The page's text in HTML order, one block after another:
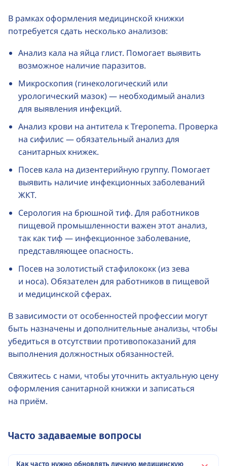
В рамках оформления медицинской книжки
потребуется сдать несколько анализов:
Анализ кала на яйца глист. Помогает выявить
возможное наличие паразитов.
Микроскопия (гинекологический или
урологический мазок) — необходимый анализ
для выявления инфекций.
Анализ крови на антитела к Treponema. Проверка
на сифилис — обязательный анализ для
санитарных книжек.
Посев кала на дизентерийную группу. Помогает
выявить наличие инфекционных заболеваний
ЖКТ.
Серология на брюшной тиф. Для работников
пищевой промышленности важен этот анализ,
так как тиф — инфекционное заболевание,
представляющее опасность.
Посев на золотистый стафилококк (из зева
и носа). Обязателен для работников в пищевой
и медицинской сферах.
В зависимости от особенностей профессии могут
быть назначены и дополнительные анализы, чтобы
убедиться в отсутствии противопоказаний для
выполнения должностных обязанностей.
Свяжитесь с нами, чтобы уточнить актуальную цену
оформления санитарной книжки и записаться
на приём.
Часто задаваемые вопросы
Как часто нужно обновлять личную медицинскую